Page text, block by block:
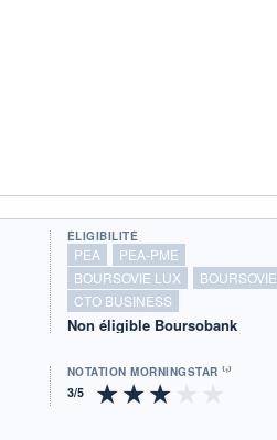
ÉLIGIBILITÉ
PEA
PEA-PME
BOURSOVIE LUX
BOURSOVIE
CTO BUSINESS
Non éligible Boursobank
NOTATION MORNINGSTAR ⁽¹⁾